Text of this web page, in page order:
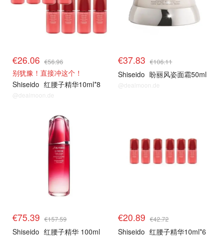
€26.06 €56.96
别犹豫！直接冲这个！
Shiseido 红腰子精华10ml*8
@dealmoon.de
€37.83 €106.11
Shiseido 盼丽风姿面霜50ml
@dealmoon.de
€75.39 €157.59
Shiseido 红腰子精华 100ml
€20.89 €42.72
Shiseido 红腰子精华10ml*6